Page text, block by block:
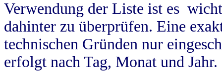
Verwendung der Liste ist es
dahinter zu überprüfen. Eine
technischen Gründen nur
erfolgt nach Tag, Monat und Jahr.